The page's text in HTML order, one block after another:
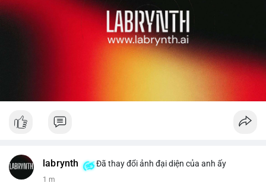
labrynth Đã thay đổi ảnh đại diện của anh ấy
1 m